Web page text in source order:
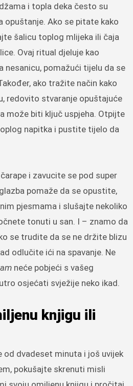
i topla deka često su
opuštanje. Ako se pitate kako
šalicu toplog mlijeka ili čaja
Ovaj ritual djeluje kao
nesanicu, pomažući tijelu da se
ako tražite način kako
redovito stvaranje opuštajuće
može biti ključ uspjeha. Otpijte
napitka i pustite tijelo da
i zavucite se pod super
pomaže da se opustite,
pjesmama i slušajte nekoliko
tonuti u san. I – znamo da
se trudite da se ne držite blizu
odlučite ići na spavanje. Ne
neće pobjeći s vašeg
osjećati svježije neko ikad.
knjigu ili
od dvadeset minuta i još uvijek
pokušajte skrenuti misli